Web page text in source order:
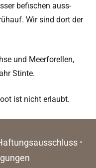
befis­chen auss­
Wir sind dort der
und Meer­forellen,
Stinte.
ist nicht erlaubt.
•